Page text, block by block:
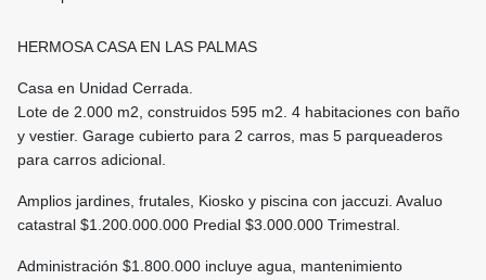
HERMOSA CASA EN LAS PALMAS
Casa en Unidad Cerrada.
Lote de 2.000 m2, construidos 595 m2. 4 habitaciones con baño
y vestier. Garage cubierto para 2 carros, mas 5 parqueaderos
para carros adicional.
Amplios jardines, frutales, Kiosko y piscina con jaccuzi. Avaluo
catastral $1.200.000.000 Predial $3.000.000 Trimestral.
Administración $1.800.000 incluye agua, mantenimiento